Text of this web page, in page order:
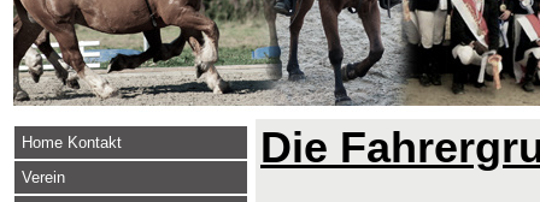
Home Kontakt
Verein
Die